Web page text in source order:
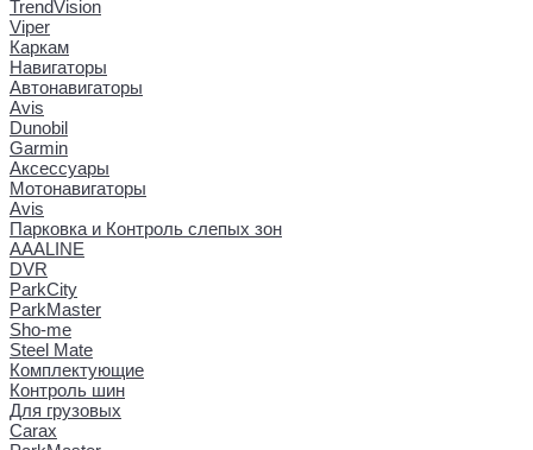
TrendVision
Viper
Каркам
Навигаторы
Автонавигаторы
Avis
Dunobil
Garmin
Аксессуары
Мотонавигаторы
Avis
Парковка и Контроль слепых зон
AAALINE
DVR
ParkCity
ParkMaster
Sho-me
Steel Mate
Комплектующие
Контроль шин
Для грузовых
Carax